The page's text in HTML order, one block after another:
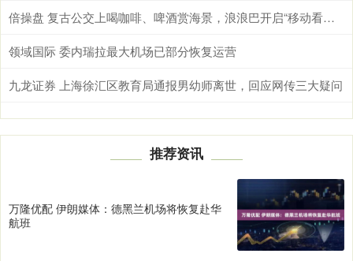
倍操盘 复古公交上喝咖啡、啤酒赏海景，浪浪巴开启“移动看海”新范式
领域国际 委内瑞拉最大机场已部分恢复运营
九龙证券 上海徐汇区教育局通报男幼师离世，回应网传三大疑问
推荐资讯
万隆优配 伊朗媒体：德黑兰机场将恢复赴华
航班